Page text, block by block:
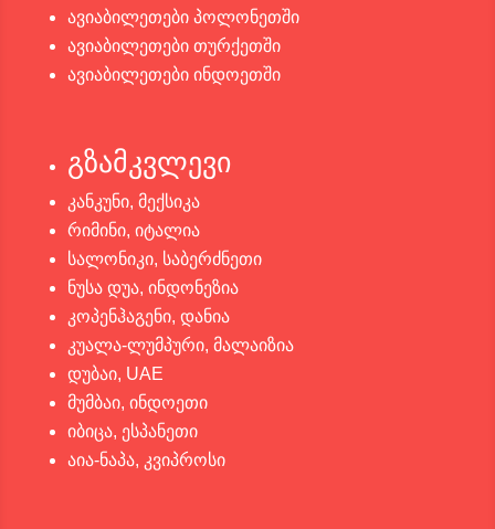
ავიაბილეთები პოლონეთში
ავიაბილეთები თურქეთში
ავიაბილეთები ინდოეთში
გზამკვლევი
კანკუნი, მექსიკა
რიმინი, იტალია
სალონიკი, საბერძნეთი
ნუსა დუა, ინდონეზია
კოპენჰაგენი, დანია
კუალა-ლუმპური, მალაიზია
დუბაი, UAE
მუმბაი, ინდოეთი
იბიცა, ესპანეთი
აია-ნაპა, კვიპროსი